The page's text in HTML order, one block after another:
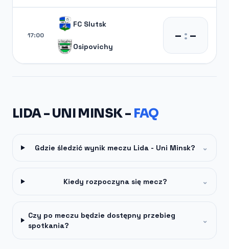
17:00
FC Slutsk
Osipovichy
– :–
LIDA - UNI MINSK - FAQ
Gdzie śledzić wynik meczu Lida - Uni Minsk? ⌄
Kiedy rozpoczyna się mecz? ⌄
Czy po meczu będzie dostępny przebieg
spotkania?
⌄